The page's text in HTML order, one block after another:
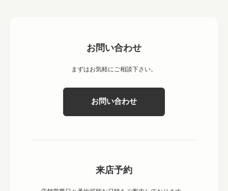
お問い合わせ
まずはお気軽にご相談下さい。
お問い合わせ
来店予約